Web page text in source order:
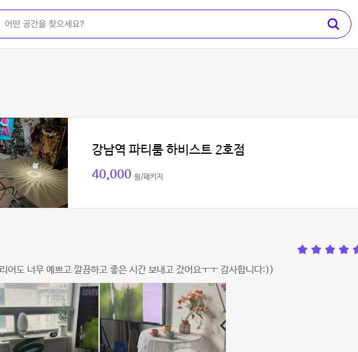
강남역 파티룸 하비스트 2호점
40,000 원/패키지
어도 너무 예쁘고 깔끔하고 좋은 시간 보내고 갔어요ㅜㅜ 감사합니다:))